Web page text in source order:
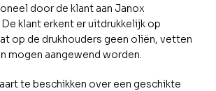
door de klant aan Janox
klant erkent er uitdrukkelijk op
op de drukhouders geen oliën, vetten
mogen aangewend worden.
te beschikken over een geschikte